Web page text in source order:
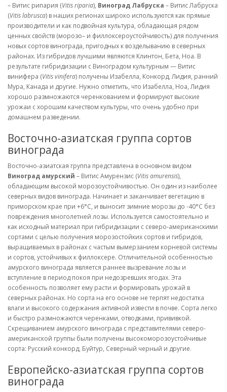
– Витис рипария (Vitis riparia), Виноград Лабруска – Витис Лабруска
(Vitis labrusca) в наших регионах широко используются как прямые
производители и как подвойная культура, обладающая рядом
ценных свойств (морозо– и филлоксероустойчивость) для получения
новых сортов винограда, пригодных к возделыванию в северных
районах. Из гибридов лучшими являются Клинтон, Бета, Ноа. В
результате гибридизации с Виноградом культурным — Витис
винифера (Vitis vinifera) получены Изабелла, Конкорд, Лидия, ранний
Мура, Канада и другие. Нужно отметить, что Изабелла, Ноа, Лидия
хорошо размножаются черенкованием и формируют высокие
урожаи с хорошим качеством культуры, что очень удобно при
домашнем разведении.
Восточно-азиатская группа сортов
винограда
Восточно-азиатская группа представлена в основном видом
Виноград амурский – Витис Амурензис (Vitis amurensis),
обладающим высокой морозоустойчивостью. Он один из наиболее
северных видов винограда. Начинает и заканчивает вегетацию в
приморском крае при +6°С, и выносит зимние морозы до -40°С без
повреждения многолетней лозы. Используется самостоятельно и
как исходный материал при гибридизации с северо-американскими
сортами с целью получения морозостойких сортов и гибридов,
выращиваемых в районах с частым вымерзанием корневой системы
и сортов, устойчивых к филлоксере. Отличительной особенностью
амурского винограда является раннее вызревание лозы и
вступление в период покоя при недозревших ягодах. Эта
особенность позволяет ему расти и формировать урожай в
северных районах. Но сорта на его основе не терпят недостатка
влаги и высокого содержания активной извести в почве. Сорта легко
и быстро размножаются черенками, отводками, прививкой.
Скрещиванием амурского винограда с представителями северо-
американской группы были получены высокоморозоустойчивые
сорта: Русский конкорд, Буйтур, Северный черный и другие.
Европейско-азиатская группа сортов
винограда